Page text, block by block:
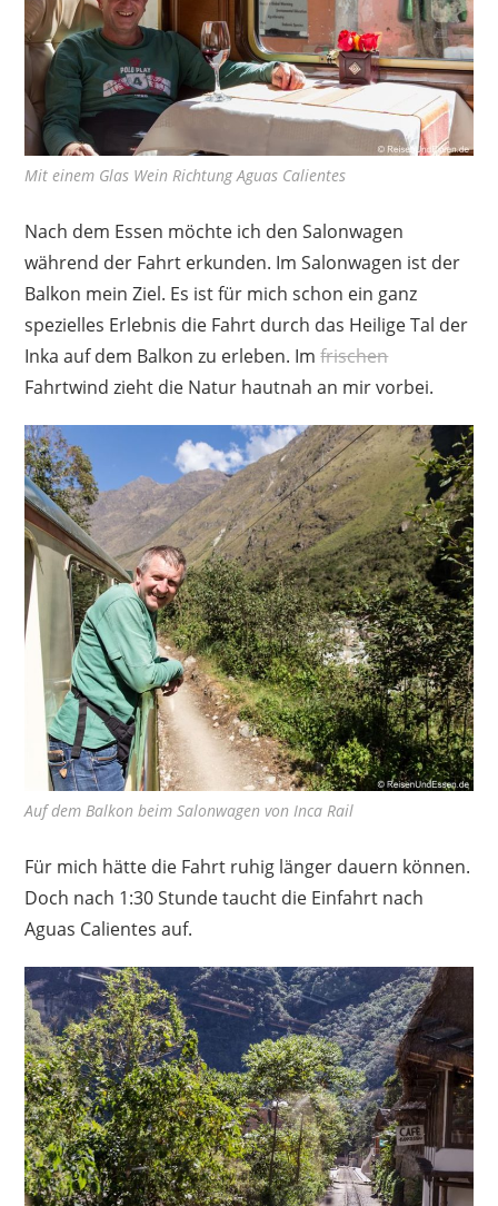
Mit einem Glas Wein Richtung Aguas Calientes
Nach dem Essen möchte ich den Salonwagen
während der Fahrt erkunden. Im Salonwagen ist der
Balkon mein Ziel. Es ist für mich schon ein ganz
spezielles Erlebnis die Fahrt durch das Heilige Tal der
Inka auf dem Balkon zu erleben. Imfrischen
Fahrtwind zieht die Natur hautnah an mir vorbei.
Auf dem Balkon beim Salonwagen von Inca Rail
Für mich hätte die Fahrt ruhig länger dauern können.
Doch nach 1:30 Stunde taucht die Einfahrt nach
Aguas Calientes auf.